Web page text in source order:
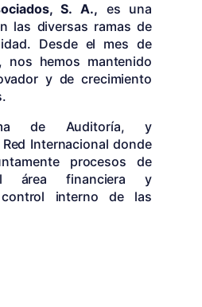
S. A., es una
las diversas ramas de
Desde el mes de
nos hemos mantenido
y de crecimiento
de Auditoría, y
Internacional donde
procesos de
área financiera y
interno de las